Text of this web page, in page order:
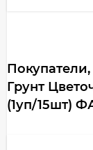
Грунт
(1уп/15шт)